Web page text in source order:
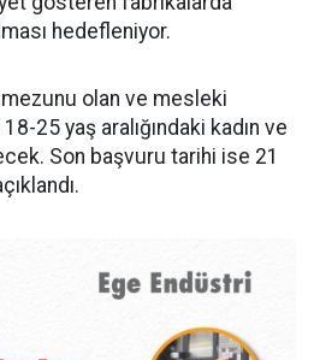
hedefleniyor.
olan ve mesleki
25 yaş aralığındaki kadın ve
Son başvuru tarihi ise 21